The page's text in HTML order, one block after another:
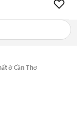
ở Cần Thơ